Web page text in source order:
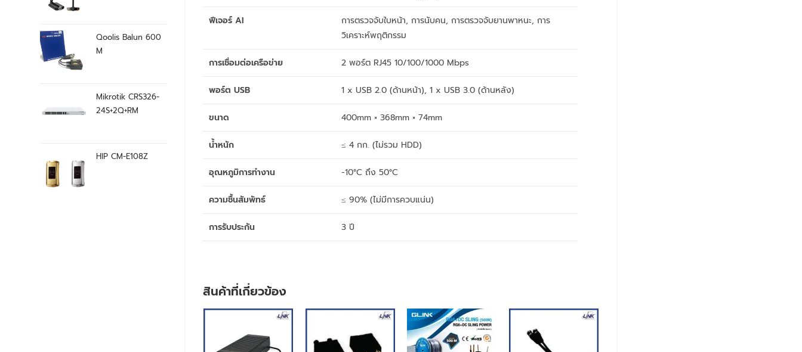
ฟีเจอร์ AI
การตรวจจับใบหน้า, การนับคน, การตรวจจับยานพาหนะ, การ
วิเคราะห์พฤติกรรม
การเชื่อมต่อเครือข่าย 2 พอร์ต RJ45 10/100/1000 Mbps
พอร์ต USB 1 x USB 2.0 (ด้านหน้า), 1 x USB 3.0 (ด้านหลัง)
ขนาด 400mm × 368mm × 74mm
น้ำหนัก ≤ 4 กก. (ไม่รวม HDD)
อุณหภูมิการทำงาน -10°C ถึง 50°C
ความชื้นสัมพัทธ์ ≤ 90% (ไม่มีการควบแน่น)
การรับประกัน 3 ปี
สินค้าที่เกี่ยวข้อง
Qoolis Balun 600
M
Mikrotik CRS326-
24S+2Q+RM
HIP CM-E108Z